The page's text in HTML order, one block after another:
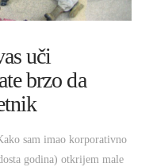
uči
brzo da
sam imao korporativno
godina) otkrijem male